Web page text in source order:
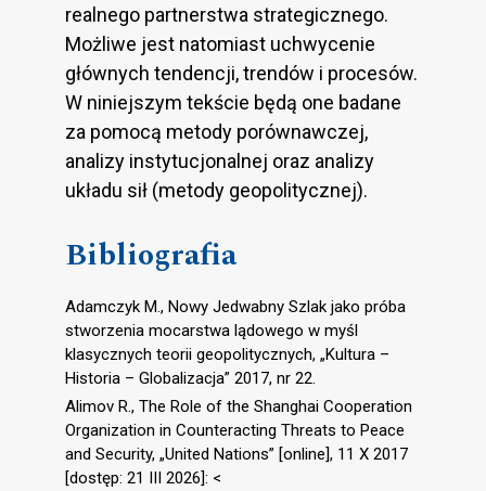
realnego partnerstwa strategicznego.
Możliwe jest natomiast uchwycenie
głównych tendencji, trendów i procesów.
W niniejszym tekście będą one badane
za pomocą metody porównawczej,
analizy instytucjonalnej oraz analizy
układu sił (metody geopolitycznej).
Bibliografia
Adamczyk M., Nowy Jedwabny Szlak jako próba
stworzenia mocarstwa lądowego w myśl
klasycznych teorii geopolitycznych, „Kultura –
Historia – Globalizacja” 2017, nr 22.
Alimov R., The Role of the Shanghai Cooperation
Organization in Counteracting Threats to Peace
and Security, „United Nations” [online], 11 X 2017
[dostęp: 21 III 2026]: <